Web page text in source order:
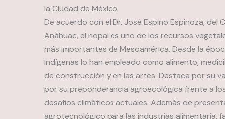
la Ciudad de México.
De acuerdo con el Dr. José Espino Espinoza, del
Anáhuac, el nopal es uno de los recursos
más importantes de Mesoamérica. Desde la
indígenas lo han empleado como alimento,
de construcción y en las artes. Destaca por su
por su preponderancia agroecológica frente a los
desafíos climáticos actuales. Además de
agrotecnológico para las industrias alimentaria,